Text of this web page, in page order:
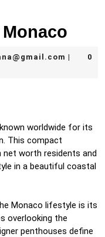
0
worldwide for its
This compact
net worth residents and
in a beautiful coastal
Monaco lifestyle is its
overlooking the
penthouses define